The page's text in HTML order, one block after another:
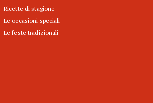
Ricette di stagione
Le occasioni speciali
Le feste tradizionali